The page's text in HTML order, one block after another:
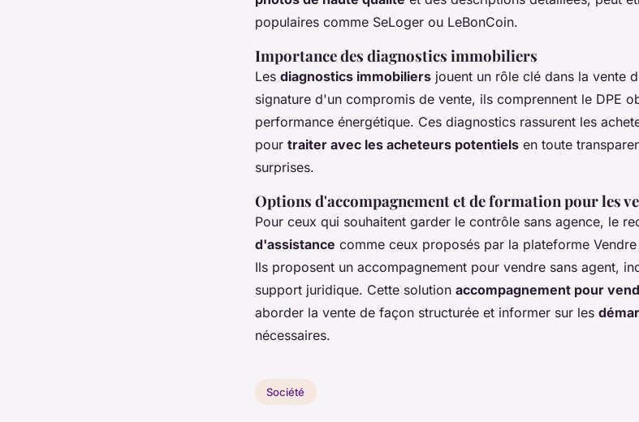
populaires comme SeLoger ou LeBonCoin.
Importance des diagnostics immobiliers
Les diagnostics immobiliers jouent un rôle clé dans la vente
signature d'un compromis de vente, ils comprennent le DPE
performance énergétique. Ces diagnostics rassurent les
pour traiter avec les acheteurs potentiels en toute
surprises.
Options d'accompagnement et de formation pour les
Pour ceux qui souhaitent garder le contrôle sans agence, le
d'assistance comme ceux proposés par la plateforme
Ils proposent un accompagnement pour vendre sans agent,
support juridique. Cette solution accompagnement pour
aborder la vente de façon structurée et informer sur les
nécessaires.
Société